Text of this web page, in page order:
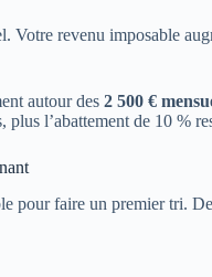
Votre revenu imposable
autour des 2 500 €
l’abattement de 10 %
pour faire un premier tri.